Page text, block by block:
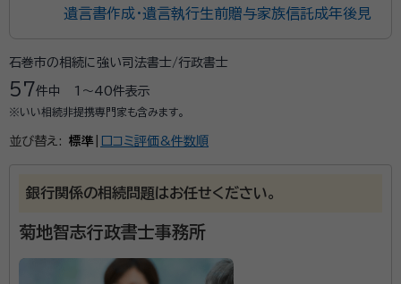
遺言書作成・遺言執行生前贈与家族信託成年後見
石巻市の相続に強い司法書士/行政書士
57件中 1〜40件表示
※いい相続非提携専門家も含みます。
並び替え: 標準 口コミ評価&件数順
銀行関係の相続問題はお任せください。
菊地智志行政書士事務所